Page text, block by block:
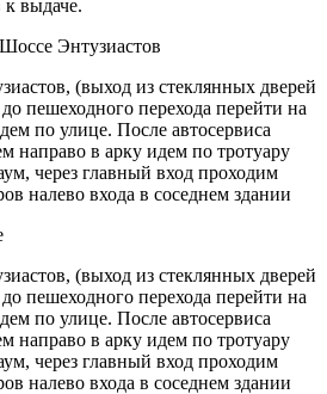
к выдаче.
Энтузиастов
(выход из стеклянных дверей
пешеходного перехода перейти на
по улице. После автосервиса
направо в арку идем по тротуару
через главный вход проходим
налево входа в соседнем здании
(выход из стеклянных дверей
пешеходного перехода перейти на
по улице. После автосервиса
направо в арку идем по тротуару
через главный вход проходим
налево входа в соседнем здании